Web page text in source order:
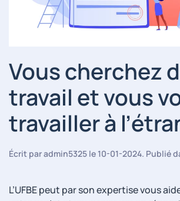
Vous cherchez
travail et vous
travailler à
Écrit paradmin5325 le 10-01-2024. Publié
L’UFBE peut par son expertise vous